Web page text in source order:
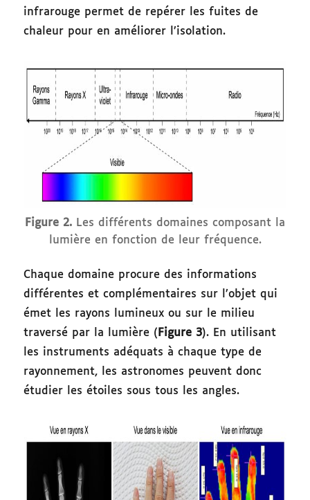
infrarouge permet de repérer les fuites de
chaleur pour en améliorer l’isolation.
Figure 2. Les différents domaines composant la
lumière en fonction de leur fréquence.
Chaque domaine procure des informations
différentes et complémentaires sur l’objet qui
émet les rayons lumineux ou sur le milieu
traversé par la lumière ( Figure 3). En utilisant
les instruments adéquats à chaque type de
rayonnement, les astronomes peuvent donc
étudier les étoiles sous tous les angles.